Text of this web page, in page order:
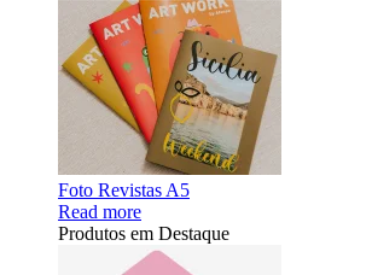
Foto Revistas A5
Read more
Produtos em Destaque